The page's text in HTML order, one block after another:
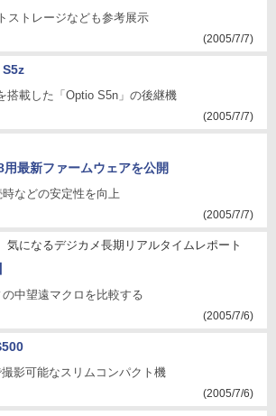
ストレージなども参考展示
(2005/7/7)
搭載した「Optio S5n」の後継機
(2005/7/7)
最新ファームウェアを公開
などの安定性を向上
(2005/7/7)
気になるデジカメ長期リアルタイムレポート
中望遠マクロを比較する
(2005/7/6)
影可能なスリムコンパクト機
(2005/7/6)